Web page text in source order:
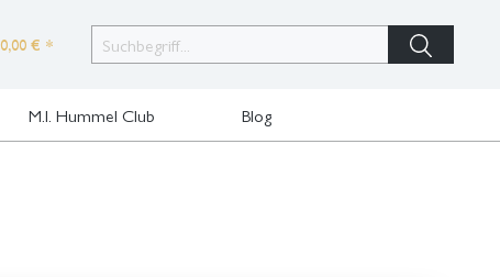
0,00 € *
M.I. Hummel Club Blog